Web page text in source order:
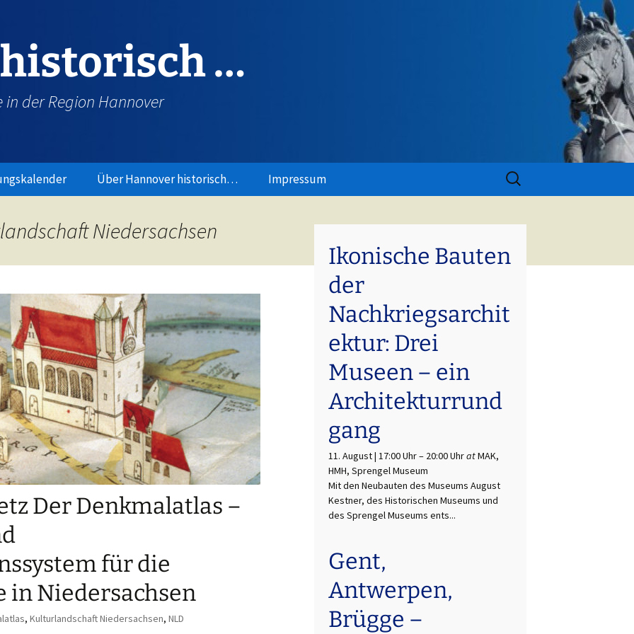
…
der Region Hannover
Über Hannover historisch… Impressum
Suchen
nach:
Niedersachsen
Der Denkmalatlas –
für die
Niedersachsen
, Kulturlandschaft Niedersachsen, NLD
Ikonische Bauten
der
Nachkriegsarchit
ektur: Drei
Museen – ein
Architekturrund
gang
11. August | 17:00 Uhr– 20:00 UhratMAK,
HMH, Sprengel Museum
Mit den Neubauten des Museums August
Kestner, des Historischen Museums und
des Sprengel Museums ents...
Gent,
Antwerpen,
Brügge –